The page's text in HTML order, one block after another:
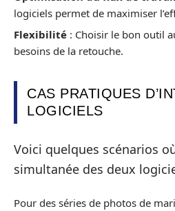
logiciels permet de maximiser
Flexibilité : Choisir le bon outil
besoins de la retouche.
CAS PRATIQUES
LOGICIELS
Voici quelques scénarios
simultanée des deux
Pour des séries de photos de